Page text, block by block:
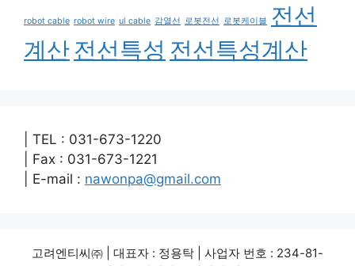
robot cable robot wire ul cable 감열선 로봇전선 로봇케이블 전선
계산 전선특성 전선특성계산
| TEL : 031-673-1220
| Fax : 031-673-1221
| E-mail : nawonpa@gmail.com
고려엔티씨㈜ | 대표자 : 정용탁 | 사업자 번호 : 234-81-